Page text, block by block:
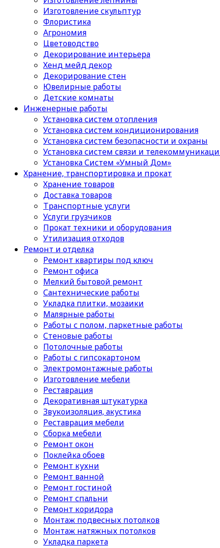
Изготовление скульптур
Флористика
Агрономия
Цветоводство
Декорирование интерьера
Хенд мейд декор
Декорирование стен
Ювелирные работы
Детские комнаты
Инженерные работы
Установка систем отопления
Установка систем кондиционирования
Установка систем безопасности и охраны
Установка систем связи и
Установка Систем «Умный Дом»
Хранение, транспортировка и прокат
Хранение товаров
Доставка товаров
Транспортные услуги
Услуги грузчиков
Прокат техники и оборудования
Утилизация отходов
Ремонт и отделка
Ремонт квартиры под ключ
Ремонт офиса
Мелкий бытовой ремонт
Сантехнические работы
Укладка плитки, мозаики
Малярные работы
Работы с полом, паркетные работы
Стеновые работы
Потолочные работы
Работы с гипсокартоном
Электромонтажные работы
Изготовление мебели
Реставрация
Декоративная штукатурка
Звукоизоляция, акустика
Реставрация мебели
Сборка мебели
Ремонт окон
Поклейка обоев
Ремонт кухни
Ремонт ванной
Ремонт гостиной
Ремонт спальни
Ремонт коридора
Монтаж подвесных потолков
Монтаж натяжных потолков
Укладка паркета